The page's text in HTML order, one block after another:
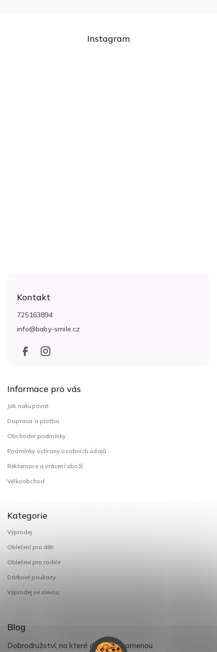
Instagram
Kontakt
info@baby-smile.cz
725163894
Informace pro vás
Jak nakupovat
Doprava a platba
Obchodní podmínky
Podmínky ochrany osobních údajů
Reklamace a vrácení zboží
Velkoobchod
Kategorie
Výprodej
Oblečení pro děti
Oblečení pro rodiče
Dárkové poukazy
Výprodej se slevou
Blog
Dobrodružství, na které děti nezapomenou